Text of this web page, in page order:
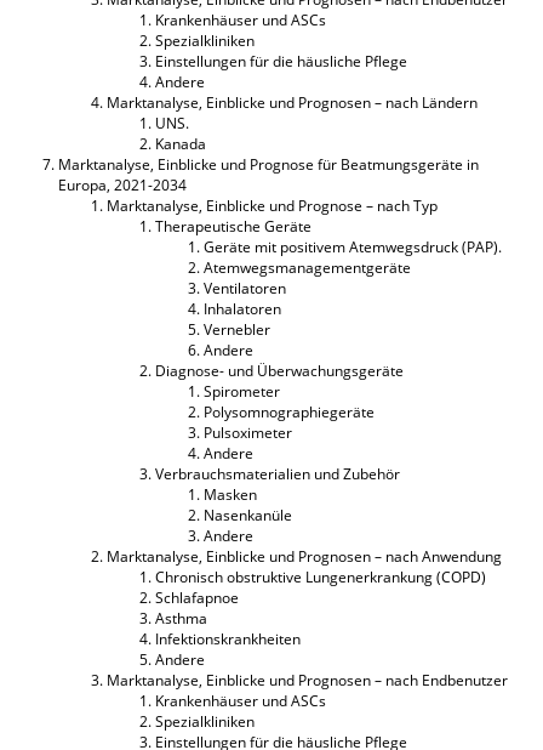
Krankenhäuser und ASCs
Spezialkliniken
Einstellungen für die häusliche Pflege
Andere
Marktanalyse, Einblicke und Prognosen – nach Ländern
UNS.
Kanada
Marktanalyse, Einblicke und Prognose für Beatmungsgeräte in
Europa, 2021-2034
Marktanalyse, Einblicke und Prognose – nach Typ
Therapeutische Geräte
Geräte mit positivem Atemwegsdruck (PAP).
Atemwegsmanagementgeräte
Ventilatoren
Inhalatoren
Vernebler
Andere
Diagnose- und Überwachungsgeräte
Spirometer
Polysomnographiegeräte
Pulsoximeter
Andere
Verbrauchsmaterialien und Zubehör
Masken
Nasenkanüle
Andere
Marktanalyse, Einblicke und Prognosen – nach Anwendung
Chronisch obstruktive Lungenerkrankung (COPD)
Schlafapnoe
Asthma
Infektionskrankheiten
Andere
Marktanalyse, Einblicke und Prognosen – nach Endbenutzer
Krankenhäuser und ASCs
Spezialkliniken
Einstellungen für die häusliche Pflege